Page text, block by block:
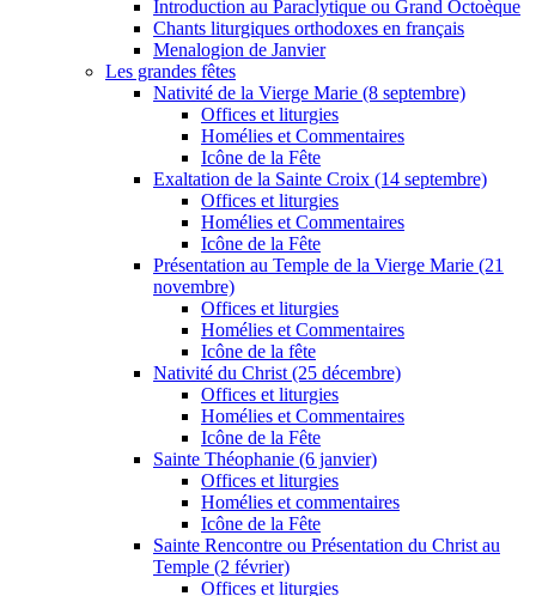
Introduction au Paraclytique ou Grand Octoèque
Chants liturgiques orthodoxes en français
Menalogion de Janvier
Les grandes fêtes
Nativité de la Vierge Marie (8 septembre)
Offices et liturgies
Homélies et Commentaires
Icône de la Fête
Exaltation de la Sainte Croix (14 septembre)
Offices et liturgies
Homélies et Commentaires
Icône de la Fête
Présentation au Temple de la Vierge Marie (21
novembre)
Offices et liturgies
Homélies et Commentaires
Icône de la fête
Nativité du Christ (25 décembre)
Offices et liturgies
Homélies et Commentaires
Icône de la Fête
Sainte Théophanie (6 janvier)
Offices et liturgies
Homélies et commentaires
Icône de la Fête
Sainte Rencontre ou Présentation du Christ au
Temple (2 février)
Offices et liturgies